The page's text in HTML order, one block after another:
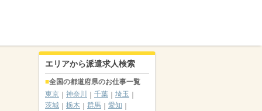
エリアから派遣求人検索
全国の都道府県のお仕事一覧
東京
神奈川 千葉
埼玉
茨城
栃木 群馬
愛知